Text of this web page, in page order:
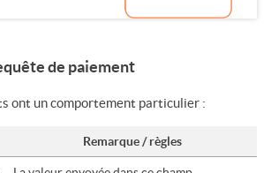
de paiement
ont un comportement particulier :
Remarque / règles